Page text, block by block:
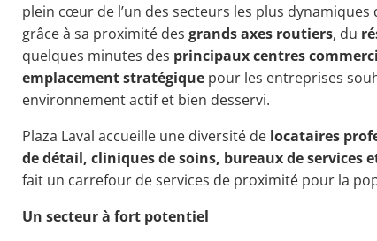
plein cœur de l’un des secteurs les plus dynamiques
grâce à sa proximité des grands axes routiers, du
quelques minutes des principaux centres
emplacement stratégique pour les entreprises
environnement actif et bien desservi.
Plaza Laval accueille une diversité de locataires
de détail, cliniques de soins, bureaux de services
fait un carrefour de services de proximité pour la
Un secteur à fort potentiel